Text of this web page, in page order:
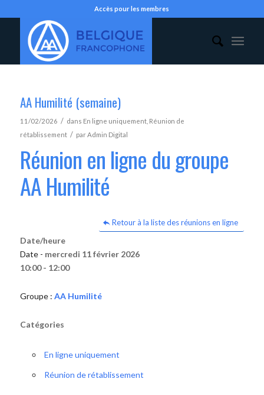
Accès pour les membres
AA Humilité (semaine)
11/02/2026 / dans En ligne uniquement, Réunion de
rétablissement / parAdmin Digital
Réunion en ligne du groupe
AA Humilité
Retour à la liste des réunions en ligne
Date/heure
Date - mercredi 11 février 2026
10:00 - 12:00
Groupe : AA Humilité
Catégories
En ligne uniquement
Réunion de rétablissement